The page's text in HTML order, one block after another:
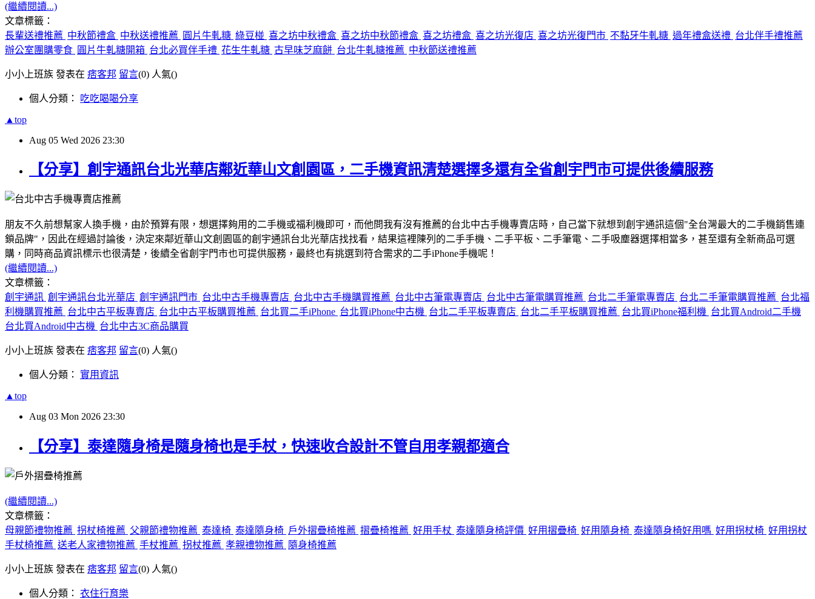
(繼續閱讀...)
文章標籤：
長輩送禮推薦 中秋節禮盒 中秋送禮推薦 圓片牛軋糖 綠豆椪 喜之坊中秋禮盒 喜之坊中秋節禮盒 喜之坊禮盒 喜之坊光復店 喜之坊光復門市 不黏牙牛軋糖 過年禮盒送禮 台北伴手禮推薦
辦公室團購零食 圓片牛軋糖開箱 台北必買伴手禮 花生牛軋糖 古早味芝麻餅 台北牛軋糖推薦 中秋節送禮推薦
小小上班族 發表在 痞客邦 留言(0) 人氣()
個人分類： 吃吃喝喝分享
▲top
Aug 05 Wed 2026 23:30
【分享】創宇通訊台北光華店鄰近華山文創園區，二手機資訊清楚選擇多還有全省創宇門市可提供後續服務
朋友不久前想幫家人換手機，由於預算有限，想選擇夠用的二手機或福利機即可，而他問我有沒有推薦的台北中古手機專賣店時，自己當下就想到創宇通訊這個"全台灣最大的二手機銷售連
鎖品牌"，因此在經過討論後，決定來鄰近華山文創園區的創宇通訊台北光華店找找看，結果這裡陳列的二手手機、二手平板、二手筆電、二手吸塵器選擇相當多，甚至還有全新商品可選
購，同時商品資訊標示也很清楚，後續全省創宇門市也可提供服務，最終也有挑選到符合需求的二手iPhone手機呢！
(繼續閱讀...)
文章標籤：
創宇通訊 創宇通訊台北光華店 創宇通訊門市 台北中古手機專賣店 台北中古手機購買推薦 台北中古筆電專賣店 台北中古筆電購買推薦 台北二手筆電專賣店 台北二手筆電購買推薦 台北福
利機購買推薦 台北中古平板專賣店 台北中古平板購買推薦 台北買二手iPhone 台北買iPhone中古機 台北二手平板專賣店 台北二手平板購買推薦 台北買iPhone福利機 台北買Android二手機
台北買Android中古機 台北中古3C商品購買
小小上班族 發表在 痞客邦 留言(0) 人氣()
個人分類： 實用資訊
▲top
Aug 03 Mon 2026 23:30
【分享】泰達隨身椅是隨身椅也是手杖，快速收合設計不管自用孝親都適合
(繼續閱讀...)
文章標籤：
母親節禮物推薦 拐杖椅推薦 父親節禮物推薦 泰達椅 泰達隨身椅 戶外摺疊椅推薦 摺疊椅推薦 好用手杖 泰達隨身椅評價 好用摺疊椅 好用隨身椅 泰達隨身椅好用嗎 好用拐杖椅 好用拐杖
手杖椅推薦 送老人家禮物推薦 手杖推薦 拐杖推薦 孝親禮物推薦 隨身椅推薦
小小上班族 發表在 痞客邦 留言(0) 人氣()
個人分類： 衣住行育樂